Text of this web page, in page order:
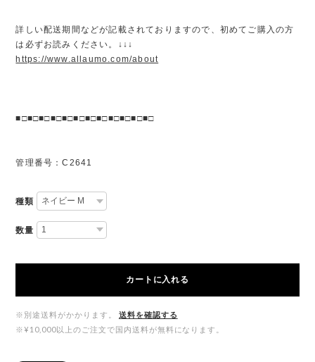
詳しい配送期間などが記載されておりますので、初めてご購入の方
は必ずお読みください。↓↓↓
https://www.allaumo.com/about
■□■□■□■□■□■□■□■□■□■□■□■□
管理番号：C2641
種類
数量
カートに入れる
※別途送料がかかります。
送料を確認する
※¥10,000以上のご注文で国内送料が無料になります。